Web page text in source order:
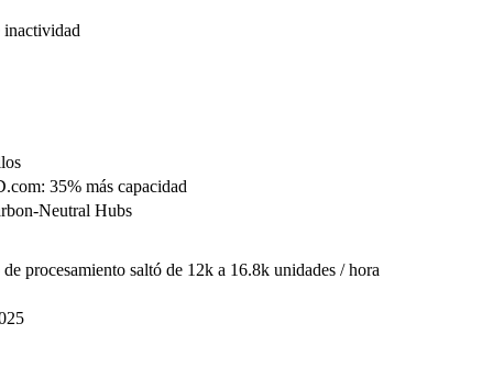
inactividad
35% más capacidad
Neutral Hubs
procesamiento saltó de 12k a 16.8k unidades / hora